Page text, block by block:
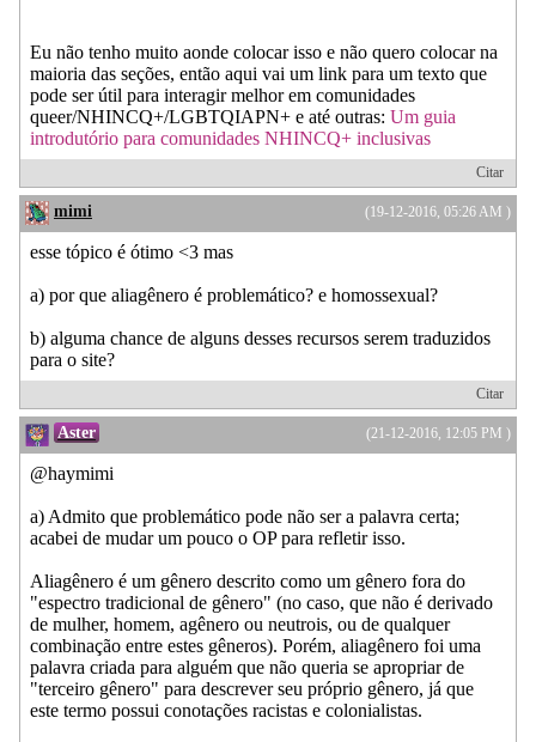
Eu não tenho muito aonde colocar isso e não quero colocar na
maioria das seções, então aqui vai um link para um texto que
pode ser útil para interagir melhor em comunidades
queer/NHINCQ+/LGBTQIAPN+ e até outras: Um guia
introdutório para comunidades NHINCQ+ inclusivas
Citar
(19-12-2016, 05:26 AM )
mimi
esse tópico é ótimo <3 mas
a) por que aliagênero é problemático? e homossexual?
b) alguma chance de alguns desses recursos serem traduzidos
para o site?
Citar
(21-12-2016, 12:05 PM )
Aster
@haymimi
a) Admito que problemático pode não ser a palavra certa;
acabei de mudar um pouco o OP para refletir isso.
Aliagênero é um gênero descrito como um gênero fora do
"espectro tradicional de gênero" (no caso, que não é derivado
de mulher, homem, agênero ou neutrois, ou de qualquer
combinação entre estes gêneros). Porém, aliagênero foi uma
palavra criada para alguém que não queria se apropriar de
"terceiro gênero" para descrever seu próprio gênero, já que
este termo possui conotações racistas e colonialistas.